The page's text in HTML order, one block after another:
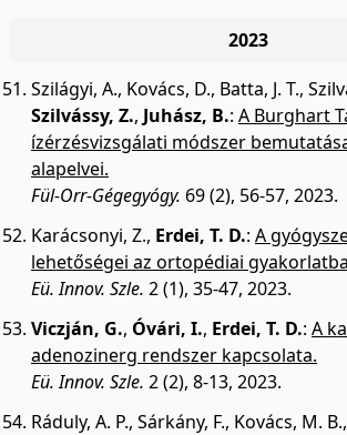
2023
Szilágyi, A., Kovács, D., Batta, J. T.,
Szilvássy, Z., Juhász, B.: A Burghart
ízérzésvizsgálati módszer
alapelvei.
Fül-Orr-Gégegyógy. 69 (2), 56-57, 2023.
Karácsonyi, Z., Erdei, T. D.: A
lehetőségei az ortopédiai
Eü. Innov. Szle. 2 (1), 35-47, 2023.
Viczján, G., Óvári, I., Erdei, T. D.: A
adenozinerg rendszer kapcsolata.
Eü. Innov. Szle. 2 (2), 8-13, 2023.
Ráduly, A. P., Sárkány, F., Kovács, M. B.,